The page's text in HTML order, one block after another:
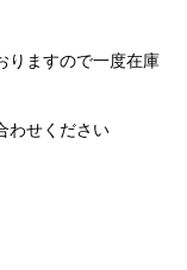
ますので一度在庫
せください